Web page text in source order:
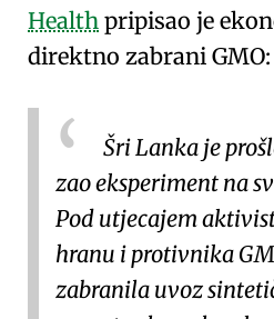
Health pripisao je
direktno zabrani GMO:
Šri Lanka je
zao eksperiment na
Pod utjecajem
hranu i protivnika
zabranila uvoz